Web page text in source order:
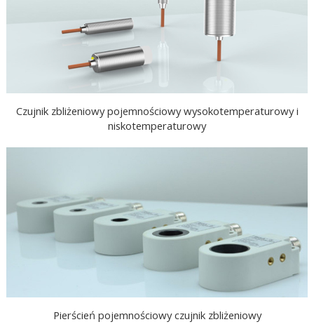
Czujnik zbliżeniowy pojemnościowy wysokotemperaturowy i
niskotemperaturowy
Pierścień pojemnościowy czujnik zbliżeniowy